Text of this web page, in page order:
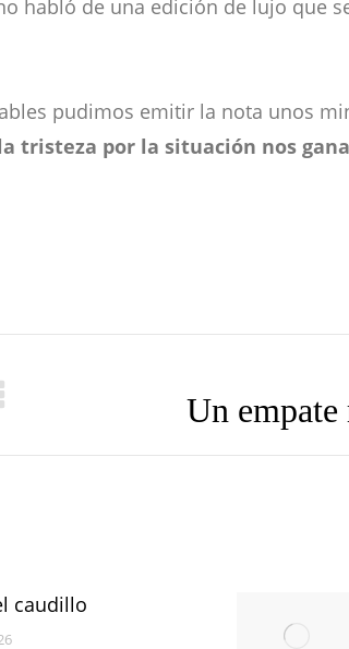
habló de una edición de lujo que
pudimos emitir la nota unos
tristeza por la situación nos
Un empate
caudillo